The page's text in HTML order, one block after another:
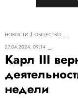
НОВОСТИ
ОБЩЕСТВО
27.04.2024, 09:14
Карл III
недели